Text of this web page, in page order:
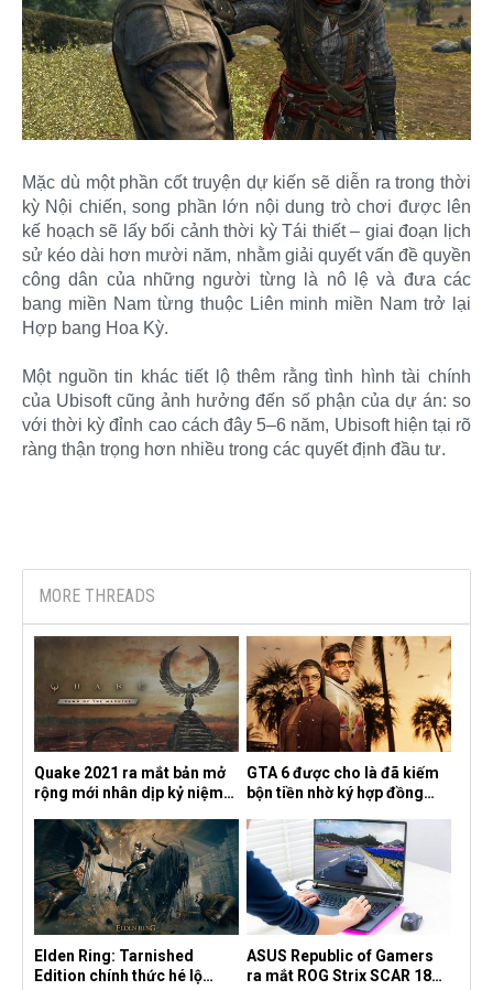
Mặc dù một phần cốt truyện dự kiến sẽ diễn ra trong thời
kỳ Nội chiến, song phần lớn nội dung trò chơi được lên
kế hoạch sẽ lấy bối cảnh thời kỳ Tái thiết – giai đoạn lịch
sử kéo dài hơn mười năm, nhằm giải quyết vấn đề quyền
công dân của những người từng là nô lệ và đưa các
bang miền Nam từng thuộc Liên minh miền Nam trở lại
Hợp bang Hoa Kỳ.
Một nguồn tin khác tiết lộ thêm rằng tình hình tài chính
của Ubisoft cũng ảnh hưởng đến số phận của dự án: so
với thời kỳ đỉnh cao cách đây 5–6 năm, Ubisoft hiện tại rõ
ràng thận trọng hơn nhiều trong các quyết định đầu tư.​
MORE THREADS
Quake 2021 ra mắt bản mở
rộng mới nhân dịp kỷ niệm
the Machine
GTA 6 được cho là đã kiếm
bộn tiền nhờ ký hợp đồng
Elden Ring: Tarnished
Edition chính thức hé lộ
ASUS Republic of Gamers
ra mắt ROG Strix SCAR 18